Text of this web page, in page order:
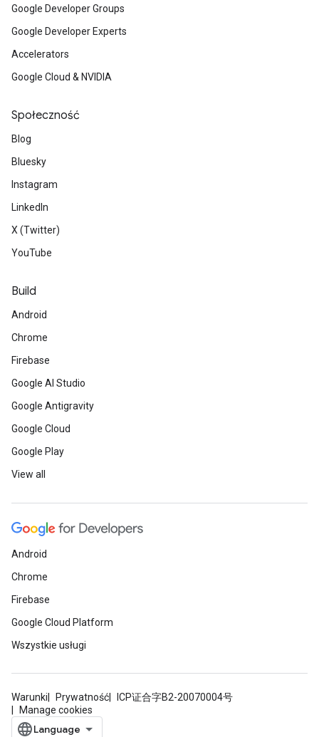
Google Developer Groups
Google Developer Experts
Accelerators
Google Cloud & NVIDIA
Społeczność
Blog
Bluesky
Instagram
LinkedIn
X (Twitter)
YouTube
Build
Android
Chrome
Firebase
Google AI Studio
Google Antigravity
Google Cloud
Google Play
View all
Android
Chrome
Firebase
Google Cloud Platform
Wszystkie usługi
Warunki Prywatność
ICP证合字B2-20070004号
Manage cookies